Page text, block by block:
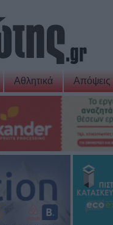
Αθλητικά Απόψεις